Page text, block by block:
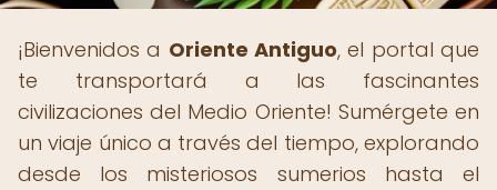
¡Bienvenidos a Oriente Antiguo, el portal que
te transportará a las fascinantes
civilizaciones del Medio Oriente! Sumérgete en
un viaje único a través del tiempo, explorando
desde los misteriosos sumerios hasta el